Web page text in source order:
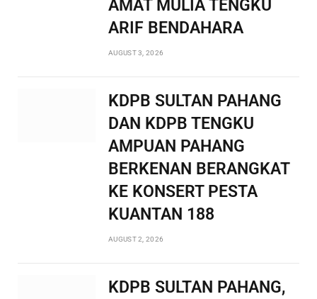
AMAT MULIA TENGKU
ARIF BENDAHARA
AUGUST 3, 2026
KDPB SULTAN PAHANG
DAN KDPB TENGKU
AMPUAN PAHANG
BERKENAN BERANGKAT
KE KONSERT PESTA
KUANTAN 188
AUGUST 2, 2026
KDPB SULTAN PAHANG,